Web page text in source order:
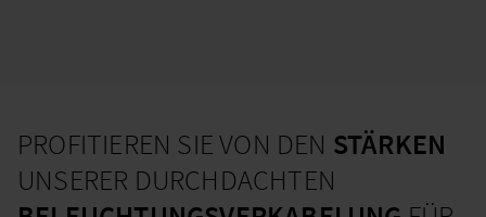
PROFITIEREN SIE VON DEN STÄRKEN
UNSERER DURCHDACHTEN